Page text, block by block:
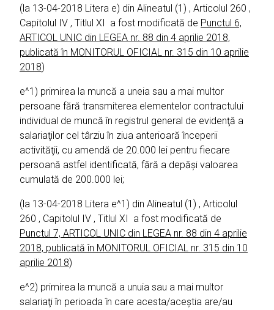
(la 13-04-2018 Litera e) din Alineatul (1) , Articolul 260 ,
Capitolul IV , Titlul XI a fost modificată de Punctul 6,
ARTICOL UNIC din LEGEA nr. 88 din 4 aprilie 2018,
publicată în MONITORUL OFICIAL nr. 315 din 10 aprilie
2018)
e^1) primirea la muncă a uneia sau a mai multor
persoane fără transmiterea elementelor contractului
individual de muncă în registrul general de evidenţă a
salariaţilor cel târziu în ziua anterioară începerii
activităţii, cu amendă de 20.000 lei pentru fiecare
persoană astfel identificată, fără a depăşi valoarea
cumulată de 200.000 lei;
(la 13-04-2018 Litera e^1) din Alineatul (1) , Articolul
260 , Capitolul IV , Titlul XI a fost modificată de
Punctul 7, ARTICOL UNIC din LEGEA nr. 88 din 4 aprilie
2018, publicată în MONITORUL OFICIAL nr. 315 din 10
aprilie 2018)
e^2) primirea la muncă a unuia sau a mai multor
salariaţi în perioada în care acesta/aceştia are/au